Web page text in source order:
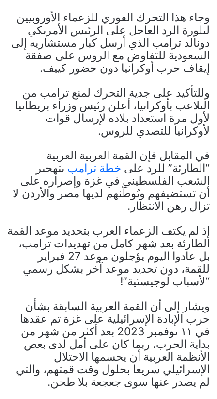
وجاء هذا التحرك الفوري للزعماء الأوروبيين
لبلورة الرد العاجل على الرئيس الأمريكي
دونالد ترامب الذي أرسل كبار مستشاريه إلى
السعودية للتفاوض مع الروس على صفقة
إيقاف حرب أوكرانيا دون حضور كييف.
وللتأكيد على جدية التحرك لمنع ترامب من
التلاعب بأوكرانيا، أعلن رئيس وزراء بريطانيا
لأول مرة استعداد بلاده لإرسال قوات
لأوكرانيا للتصدي للروس.
في المقابل فإن القمة العربية العربية
“الطارئة” للرد على خطة ترامب بتهجير
الشعب الفلسطيني في غزة وإصراره على
أن تستضيفهم وتُوطّنهم لديها مصر والأردن لا
تزال رهن الانتظار.
إذ لم يكتف الزعماء العرب بتحديد موعد القمة
الطارئة بعد شهر كامل من تهديدات ترامب،
بل عادوا اليوم يؤجلون موعد 27 فبراير
للقمة، دون تحديد موعد آخر بشكل رسمي
“لأسباب لوجيستية”!
ويشار إلى أن القمة العربية السابقة بشأن
حرب الإبادة الإسرائيلية على غزة تم عقدها
في ١١ نوفمبر 2023 بعد أكثر من شهر من
بداية الحرب، ربما كان على أمل لدى بعض
الأنظمة العربية أن يحسمها الاحتلال
الإسرائيلي سريعا بحلول وقت قمتهم، والتي
لم يصدر عنها سوى جعجعة بلا طحن.